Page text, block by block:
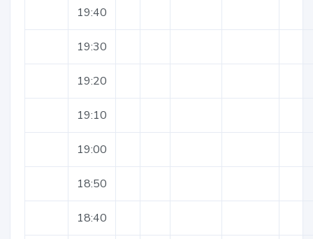
19:40
19:30
19:20
19:10
19:00
18:50
18:40